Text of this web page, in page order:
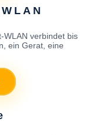
WLAN verbindet bis
ein Gerat, eine